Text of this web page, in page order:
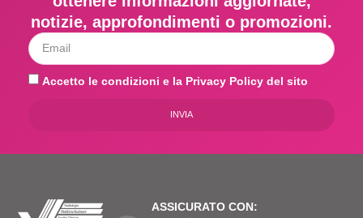
notizie, approfondimenti o promozioni.
Accetto le condizioni e la Privacy Policy del sito
INVIA
ASSICURATO CON: